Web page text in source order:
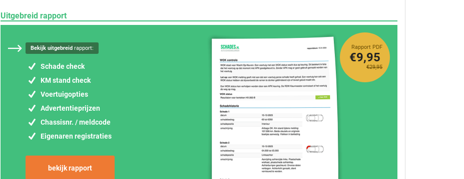
Uitgebreid rapport
Bekijk uitgebreid rapport:
Schade check
KM stand check
Voertuigopties
Advertentieprijzen
Chassisnr. / meldcode
Eigenaren registraties
bekijk rapport
Rapport PDF
€29,95
€9,95